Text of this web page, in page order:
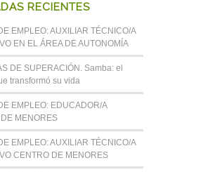
RECIENTES
EMPLEO: AUXILIAR TÉCNICO/A
EN EL ÁREA DE AUTONOMÍA
DE SUPERACIÓN. Samba: el
transformó su vida
EMPLEO: EDUCADOR/A
MENORES
EMPLEO: AUXILIAR TÉCNICO/A
CENTRO DE MENORES